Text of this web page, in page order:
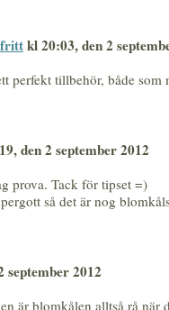
kl 20:03, den 2
perfekt tillbehör, både som
den 2 september 2012
prova. Tack för tipset =)
så det är nog
september 2012
är blomkålen alltså rå när